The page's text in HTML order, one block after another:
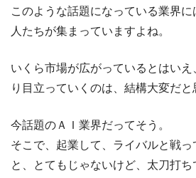
このような話題になっている業界
人たちが集まっていますよね。
いくら市場が広がっているとはいえ
り目立っていくのは、結構大変だと
今話題のＡＩ業界だってそう。
そこで、起業して、ライバルと戦
と、とてもじゃないけど、太刀打ち